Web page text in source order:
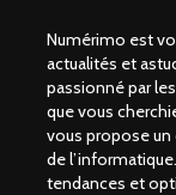
Numérimo est
actualités et
passionné par
que vous
vous propose
de
tendances et